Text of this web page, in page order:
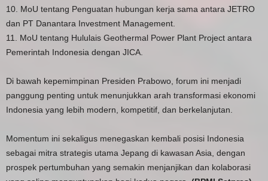
10. MoU tentang Penguatan hubungan kerja sama antara JETRO
dan PT Danantara Investment Management.
11. MoU tentang Hululais Geothermal Power Plant Project antara
Pemerintah Indonesia dengan JICA.
Di bawah kepemimpinan Presiden Prabowo, forum ini menjadi
panggung penting untuk menunjukkan arah transformasi ekonomi
Indonesia yang lebih modern, kompetitif, dan berkelanjutan.
Momentum ini sekaligus menegaskan kembali posisi Indonesia
sebagai mitra strategis utama Jepang di kawasan Asia, dengan
prospek pertumbuhan yang semakin menjanjikan dan kolaborasi